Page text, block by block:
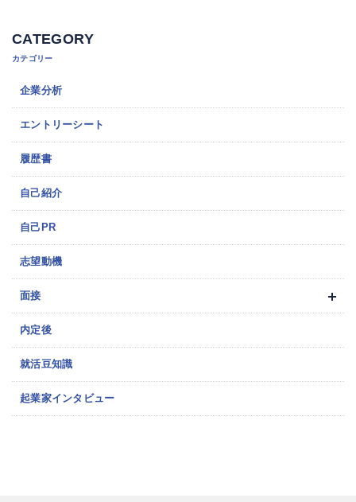
CATEGORY
カテゴリー
企業分析
エントリーシート
履歴書
自己紹介
自己PR
志望動機
面接
内定後
就活豆知識
起業家インタビュー